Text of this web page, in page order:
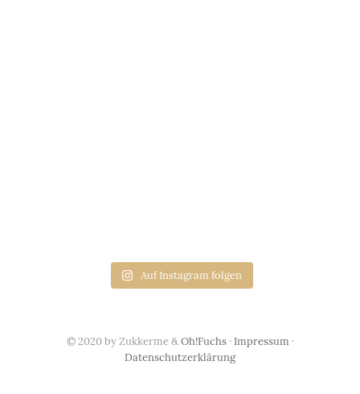
Auf Instagram folgen
© 2020 by Zukkerme &Oh!Fuchs· Impressum ·
Datenschutzerklärung